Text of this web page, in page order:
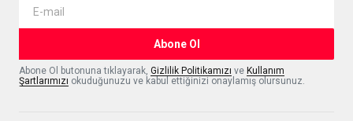
Abone Ol
Abone Ol butonuna tıklayarak, Gizlilik Politikamızı ve Kullanım
Şartlarımızı okuduğunuzu ve kabul ettiğinizi onaylamış olursunuz.